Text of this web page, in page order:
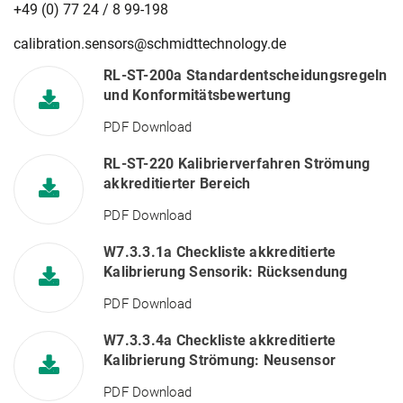
+49 (0) 77 24 / 8 99-198
calibration.sensors@schmidttechnology.de
RL-ST-200a Standardentscheidungsregeln
und Konformitätsbewertung
PDF Download
RL-ST-220 Kalibrierverfahren Strömung
akkreditierter Bereich
PDF Download
W7.3.3.1a Checkliste akkreditierte
Kalibrierung Sensorik: Rücksendung
PDF Download
W7.3.3.4a Checkliste akkreditierte
Kalibrierung Strömung: Neusensor
PDF Download